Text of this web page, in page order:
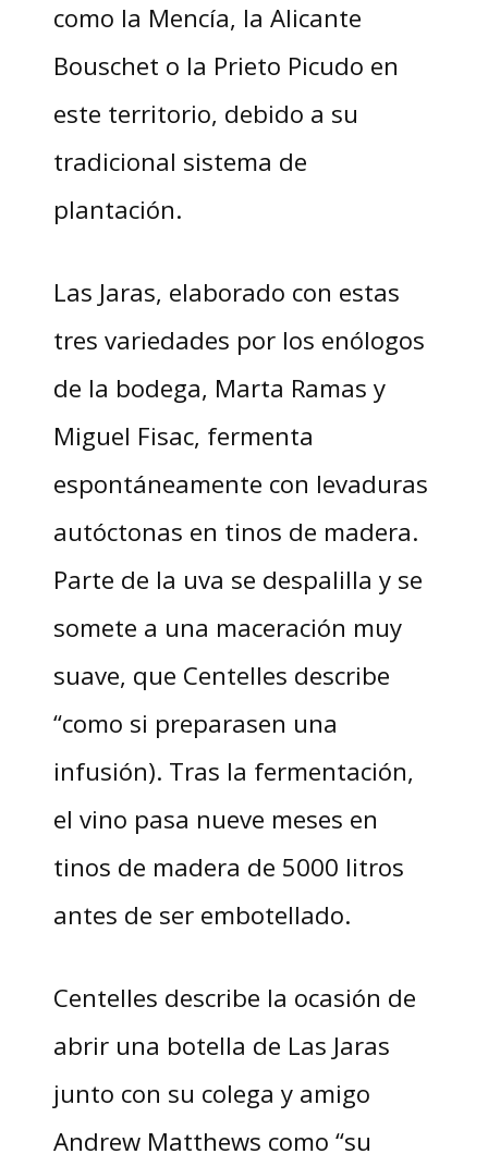
como la Mencía, la Alicante
Bouschet o la Prieto Picudo en
este territorio, debido a su
tradicional sistema de
plantación.
Las Jaras, elaborado con estas
tres variedades por los enólogos
de la bodega, Marta Ramas y
Miguel Fisac, fermenta
espontáneamente con levaduras
autóctonas en tinos de madera.
Parte de la uva se despalilla y se
somete a una maceración muy
suave, que Centelles describe
“como si preparasen una
infusión). Tras la fermentación,
el vino pasa nueve meses en
tinos de madera de 5000 litros
antes de ser embotellado.
Centelles describe la ocasión de
abrir una botella de Las Jaras
junto con su colega y amigo
Andrew Matthews como “su